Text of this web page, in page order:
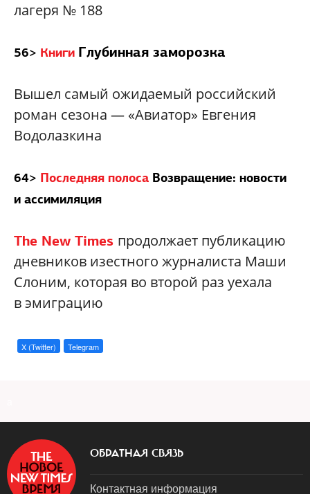
лагеря № 188
56> Книги Глубинная заморозка
Вышел самый ожидаемый российский
роман сезона — «Авиатор» Евгения
Водолазкина
64> Последняя полоса Возвращение: новости
и ассимиляция
The New Times продолжает публикацию
дневников изестного журналиста Маши
Слоним, которая во второй раз уехала
в эмиграцию
X (Twitter) Telegram
ОБРАТНАЯ СВЯЗЬ
Контактная информация